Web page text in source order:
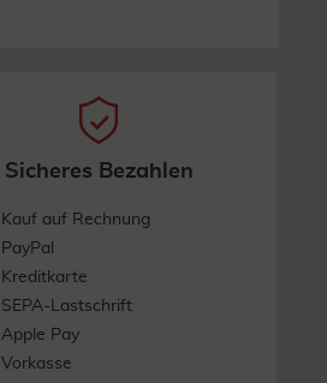
Sicheres Bezahlen
Kauf auf Rechnung
PayPal
Kreditkarte
SEPA-Lastschrift
Apple Pay
Vorkasse